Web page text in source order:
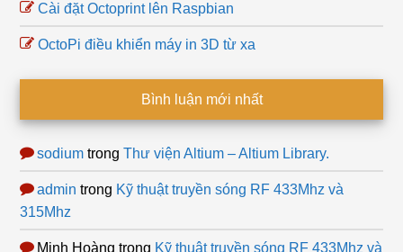
Cài đặt Octoprint lên Raspbian
OctoPi điều khiển máy in 3D từ xa
Bình luận mới nhất
sodium trongThư viện Altium – Altium Library.
admin trong Kỹ thuật truyền sóng RF 433Mhz và
315Mhz
Minh Hoàng trong Kỹ thuật truyền sóng RF 433Mhz và